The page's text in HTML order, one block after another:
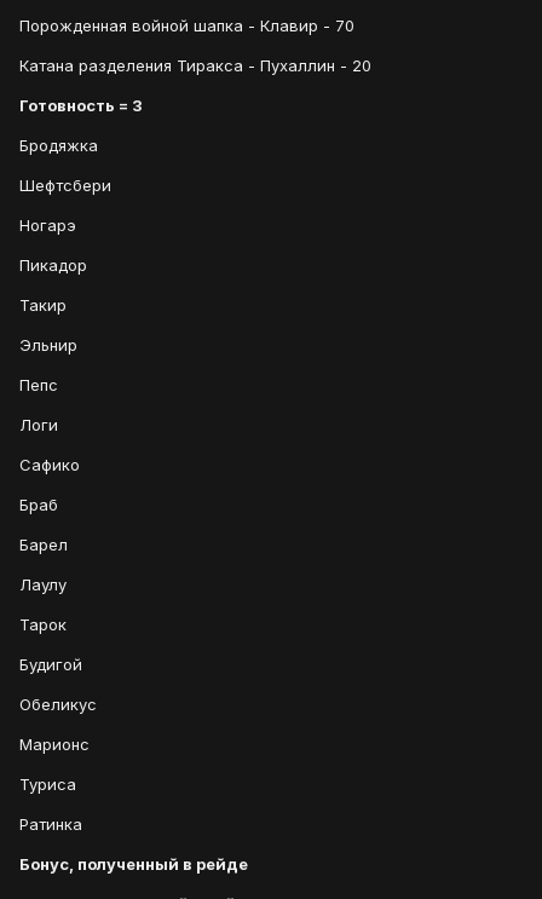
Порожденная войной шапка - Клавир - 70
Катана разделения Тиракса - Пухаллин - 20
Готовность = 3
Бродяжка
Шефтсбери
Ногарэ
Пикадор
Такир
Эльнир
Пепс
Логи
Сафико
Браб
Барел
Лаулу
Тарок
Будигой
Обеликус
Марионс
Туриса
Ратинка
Бонус, полученный в рейде